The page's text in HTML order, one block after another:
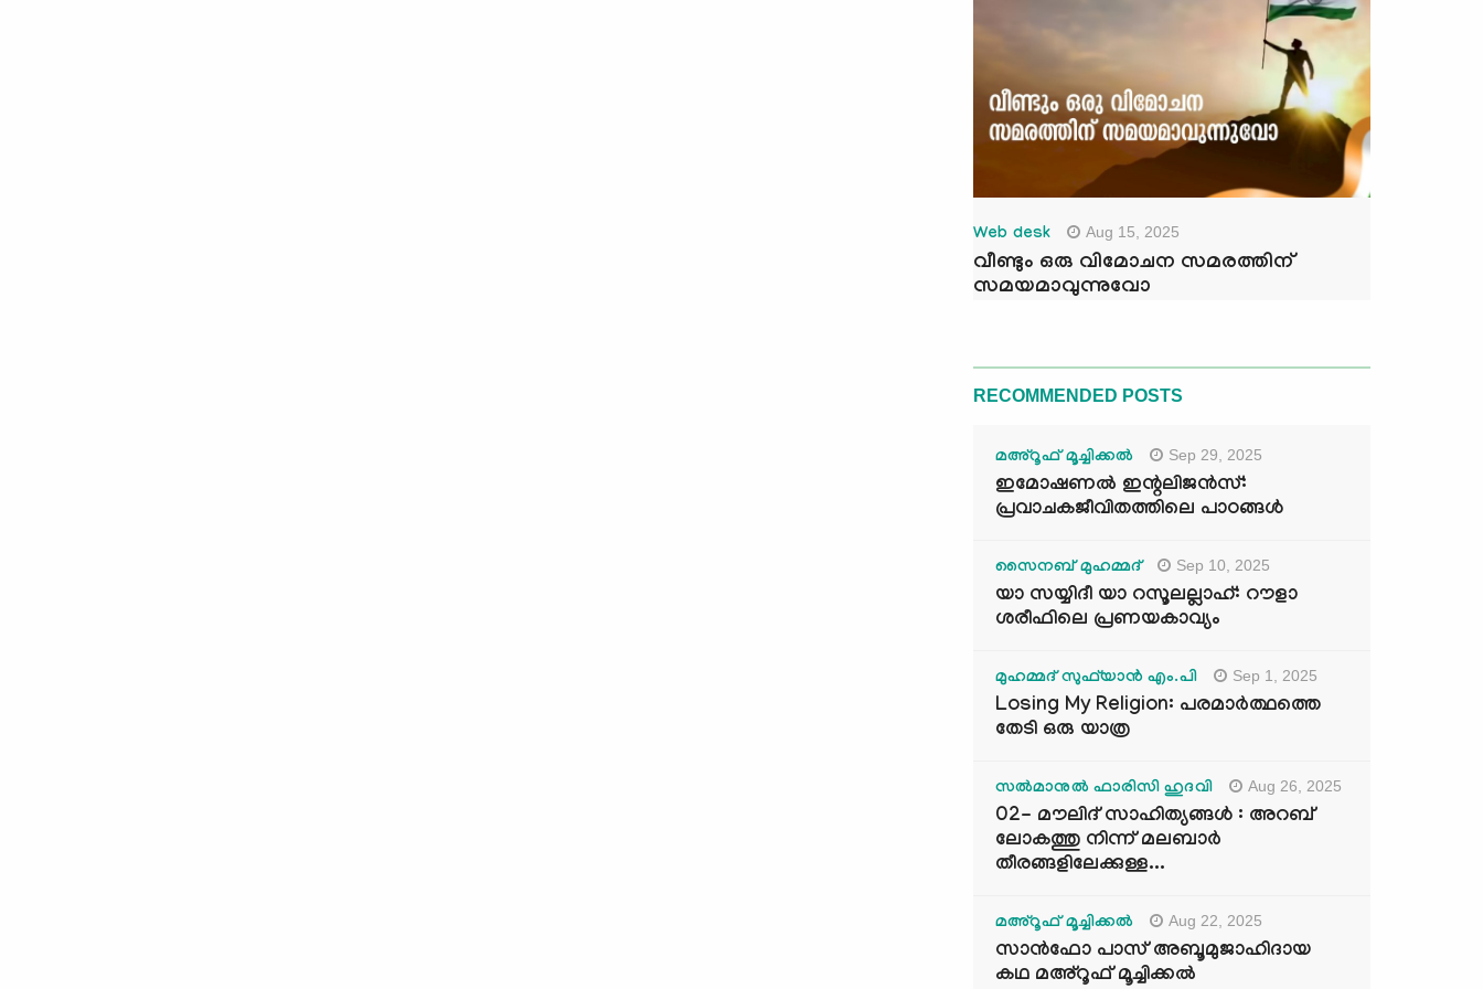
Web desk Aug 15, 2025
വീണ്ടും ഒരു വിമോചന സമരത്തിന്
സമയമാവുന്നുവോ
RECOMMENDED POSTS
മഅ്റൂഫ് മൂച്ചിക്കല്‍ Sep 29, 2025
ഇമോഷണൽ ഇന്റലിജൻസ്:
പ്രവാചകജീവിതത്തിലെ പാഠങ്ങൾ
സൈനബ് മുഹമ്മദ് Sep 10, 2025
യാ സയ്യിദീ യാ റസൂലല്ലാഹ്: റൗളാ
ശരീഫിലെ പ്രണയകാവ്യം
മുഹമ്മദ് സുഫ്‌യാൻ എം.പി Sep 1, 2025
Losing My Religion: പരമാർത്ഥത്തെ
തേടി ഒരു യാത്ര
സൽമാനുൽ ഫാരിസി ഹുദവി Aug 26, 2025
02- മൗലിദ് സാഹിത്യങ്ങൾ : അറബ്
ലോകത്തു നിന്ന് മലബാർ
തീരങ്ങളിലേക്കുള്ള...
മഅ്റൂഫ് മൂച്ചിക്കല്‍ Aug 22, 2025
സാൻഫോ പാസ് അബൂമുജാഹിദായ
കഥ മഅ്റൂഫ് മൂച്ചിക്കല്‍